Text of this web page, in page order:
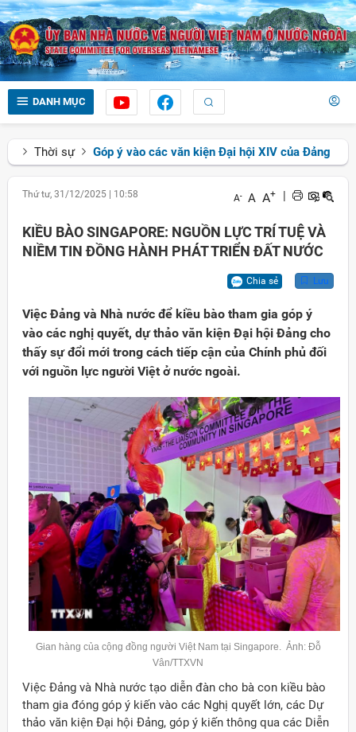
DANH MỤC
Thời sự Góp ý vào các văn kiện Đại hội XIV của Đảng
Thứ tư, 31/12/2025 10:58 A- A A+ |
KIỀU BÀO SINGAPORE: NGUỒN LỰC TRÍ TUỆ VÀ
NIỀM TIN ĐỒNG HÀNH PHÁT TRIỂN ĐẤT NƯỚC
Chia sẻ Lưu
Việc Đảng và Nhà nước để kiều bào tham gia góp ý
vào các nghị quyết, dự thảo văn kiện Đại hội Đảng cho
thấy sự đổi mới trong cách tiếp cận của Chính phủ đối
với nguồn lực người Việt ở nước ngoài.
Gian hàng của cộng đồng người Việt Nam tại Singapore. Ảnh: Đỗ
Vân/TTXVN
Việc Đảng và Nhà nước tạo diễn đàn cho bà con kiều bào
tham gia đóng góp ý kiến vào các Nghị quyết lớn, các Dự
thảo văn kiện Đại hội Đảng, góp ý kiến thông qua các Diễn